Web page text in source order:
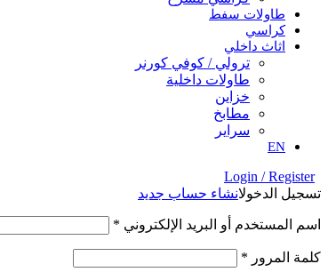
طاولات سفط
كراسي
اثاث داخلي
ترولي / كوفي كورنر
⁠طاولات داخلية
⁠خزاين
⁠مطابخ
سراير
EN
Login / Register
تسجيل الدخولانشاء حساب جديد
اسم المستخدم أو البريد الإلكتروني *
كلمة المرور *